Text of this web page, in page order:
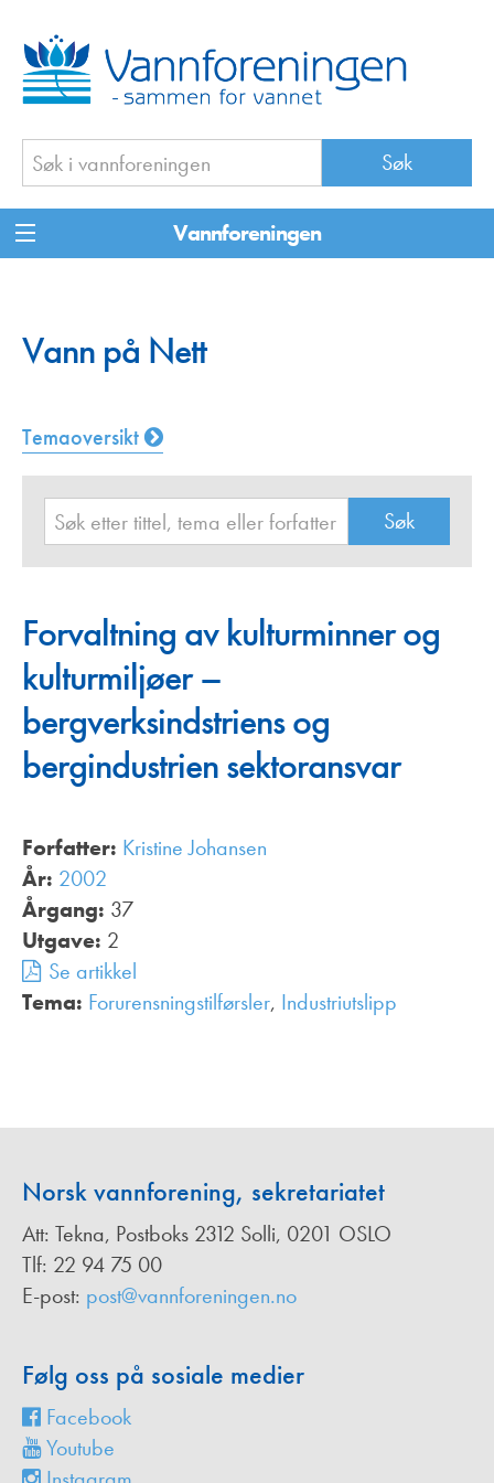
Vannforeningen
Vann på Nett
Temaoversikt
Forvaltning av kulturminner og
kulturmiljøer –
bergverksindstriens og
bergindustrien sektoransvar
Forfatter: Kristine Johansen
År: 2002
Årgang: 37
Utgave: 2
Se artikkel
Tema: Forurensningstilførsler, Industriutslipp
Norsk vannforening, sekretariatet
Att: Tekna, Postboks 2312 Solli, 0201 OSLO
Tlf: 22 94 75 00
E-post: post@vannforeningen.no
Følg oss på sosiale medier
Facebook
Youtube